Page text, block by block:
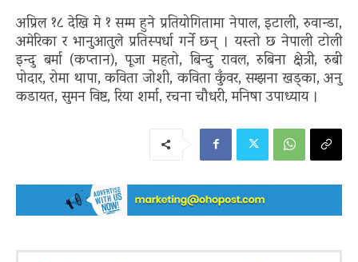
अप्रिल १८ देखि मे १ सम्म हुने प्रतियोगितामा नेपाल, इटाली, रुवान्डा,
अमेरिका र भानुआतुले प्रतिस्पर्धा गर्ने छन् । यस्तो छ नेपाली टोली
इन्दु बर्मा (कप्तान), पूजा महतो, बिन्दु रावल, रुबिना क्षेत्री, रुबी
पोदार, रोमा थापा, कविता जोशी, कविता कुँवर, सम्झना खड्का, अनु
कडायत, सुमन विष्ट, रिया शर्मा, रचना चौधरी, मनिषा उपाध्याय ।